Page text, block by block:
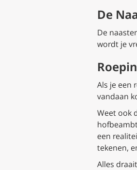
De
De
wordt je
Als je een
vandaan
Weet ook
een
tekenen,
Alles